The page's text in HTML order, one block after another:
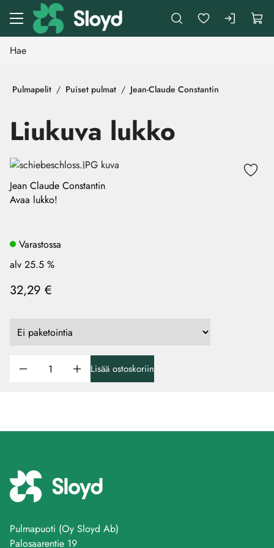
Siirry pääsisältöön
Pulmapelit Puiset pulmat Jean-Claude Constantin
Liukuva lukko
Ohita kuvat
Jean Claude Constantin
Avaa lukko!
Varastossa
alv 25.5 %
32,29 €
Lisää ostoskoriin
Pulmapuoti (Oy Sloyd Ab)
Palosaarentie 19